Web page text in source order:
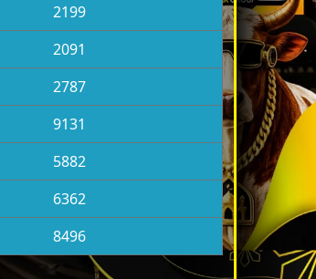
2199
2091
2787
9131
5882
6362
8496